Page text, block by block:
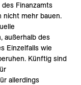
Finanzamts
nicht mehr bauen.
außerhalb des
Einzelfalls wie
Künftig sind
allerdings